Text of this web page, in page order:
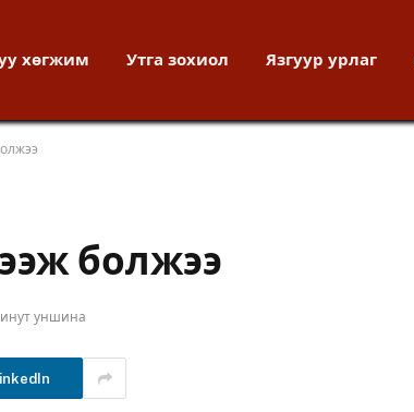
хөгжим Утга зохиол Язгуур урлаг
болжээ
уншина